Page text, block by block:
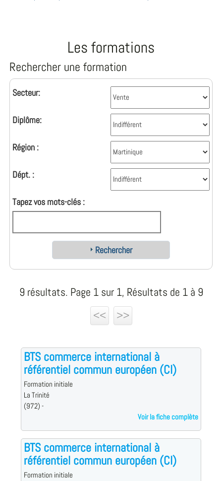
Les formations
Rechercher une formation
Secteur:
Diplôme:
Région :
Dépt. :
Tapez vos mots-clés :
Rechercher
9 résultats. Page 1 sur 1, Résultats de 1 à 9
<<
>>
BTS commerce international à
référentiel commun européen (CI)
Formation initiale
La Trinité
(972) -
Voir la fiche complète
BTS commerce international à
référentiel commun européen (CI)
Formation initiale